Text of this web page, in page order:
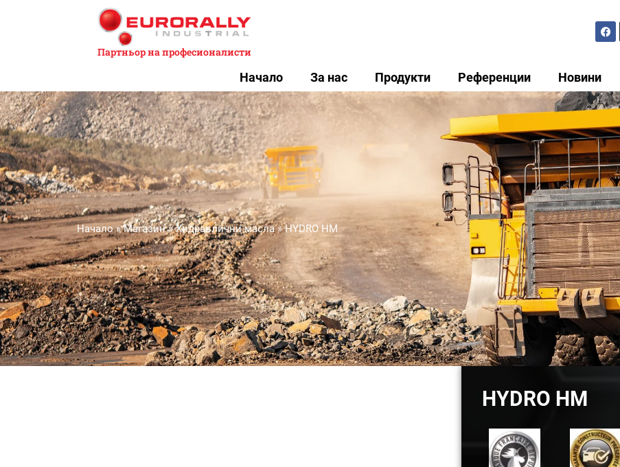
Партньор на професионалисти
Начало За нас Продукти Референции Новини
Начало»Магазин»Хидравлични масла»HYDRO HM
HYDRO HM